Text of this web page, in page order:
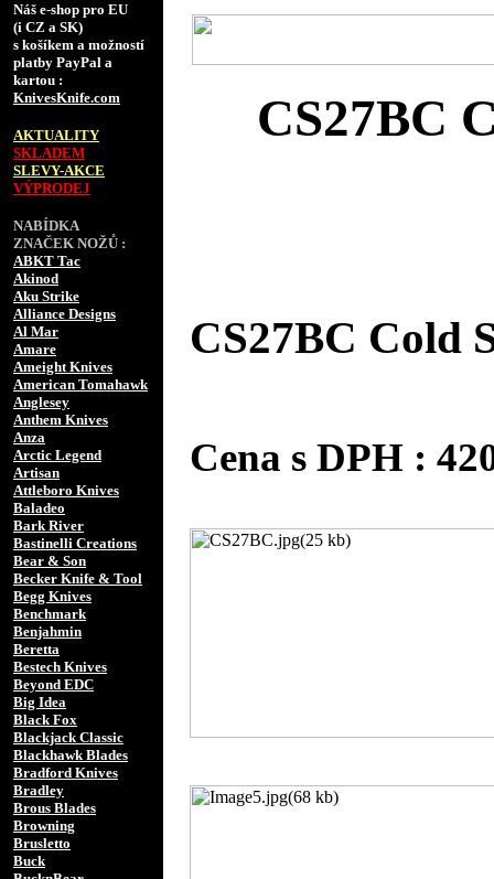
Náš e-shop pro EU
(i CZ a SK)
s košíkem a možností
platby PayPal a
kartou :
KnivesKnife.com
AKTUALITY
SKLADEM
SLEVY-AKCE
VÝPRODEJ
NABÍDKA
ZNAČEK NOŽŮ :
ABKT Tac
Akinod
Aku Strike
Alliance Designs
Al Mar
Amare
Ameight Knives
American Tomahawk
Anglesey
Anthem Knives
Anza
Arctic Legend
Artisan
Attleboro Knives
Baladeo
Bark River
Bastinelli Creations
Bear & Son
Becker Knife & Tool
Begg Knives
Benchmark
Benjahmin
Beretta
Bestech Knives
Beyond EDC
Big Idea
Black Fox
Blackjack Classic
Blackhawk Blades
Bradford Knives
Bradley
Brous Blades
Browning
Brusletto
Buck
CS27BC
CS27BC Cold
Cena s DPH :